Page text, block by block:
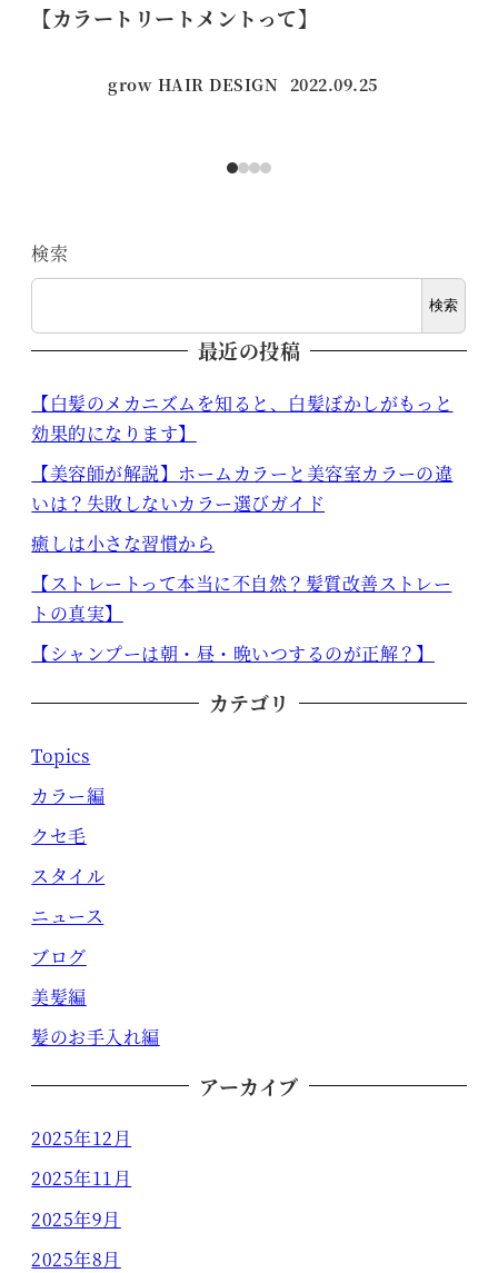
【カラートリートメントって】
grow HAIR DESIGN 投稿日
2022.09.25
検索
検索
最近の投稿
【白髪のメカニズムを知ると、白髪ぼかしがもっと
効果的になります】
【美容師が解説】ホームカラーと美容室カラーの違
いは？失敗しないカラー選びガイド
癒しは小さな習慣から
【ストレートって本当に不自然？髪質改善ストレー
トの真実】
【シャンプーは朝・昼・晩いつするのが正解？】
カテゴリ
Topics
カラー編
クセ毛
スタイル
ニュース
ブログ
美髪編
髪のお手入れ編
アーカイブ
2025年12月
2025年11月
2025年9月
2025年8月